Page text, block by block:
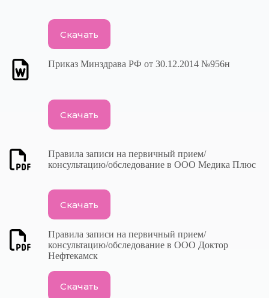
Скачать
Приказ Минздрава РФ от 30.12.2014 №956н
Скачать
Правила записи на первичный прием/
консультацию/обследование в ООО Медика Плюс
Скачать
Правила записи на первичный прием/
консультацию/обследование в ООО Доктор
Нефтекамск
Скачать